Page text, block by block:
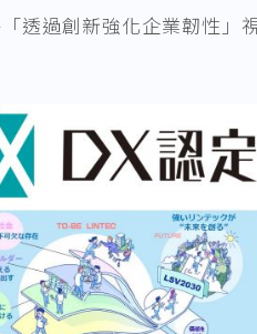
透過創新強化企業韌性」